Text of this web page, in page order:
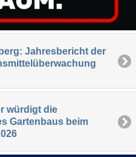
Jahresbericht der
würdigt die
Gartenbaus beim